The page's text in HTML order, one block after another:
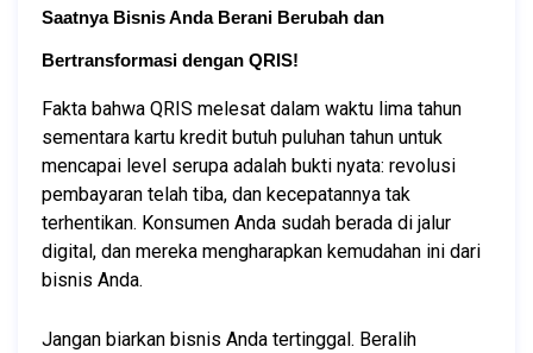
Saatnya Bisnis Anda Berani Berubah dan
Bertransformasi dengan QRIS!
Fakta bahwa QRIS melesat dalam waktu lima tahun
sementara kartu kredit butuh puluhan tahun untuk
mencapai level serupa adalah bukti nyata: revolusi
pembayaran telah tiba, dan kecepatannya tak
terhentikan. Konsumen Anda sudah berada di jalur
digital, dan mereka mengharapkan kemudahan ini dari
bisnis Anda.
Jangan biarkan bisnis Anda tertinggal. Beralih